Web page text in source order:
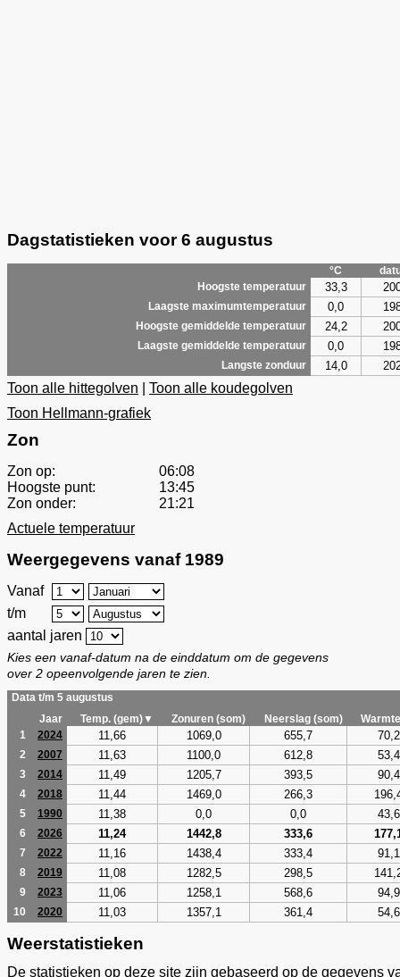
Dagstatistieken voor 6 augustus
°C
Hoogste temperatuur
33,3
Laagste maximumtemperatuur 0,0
Hoogste gemiddelde temperatuur 24,2
Laagste gemiddelde temperatuur 0,0
Langste zonduur 14,0
Toon alle hittegolven
Toon alle koudegolven
Toon Hellmann-grafiek
Zon
Zon op:
06:08
Hoogste punt:
13:45
Zon onder:
21:21
Actuele temperatuur
Weergegevens vanaf 1989
Vanaf
t/m
aantal jaren
Kies een vanaf-datum na de einddatum om de gegevens
over 2 opeenvolgende jaren te zien.
Data t/m 5 augustus
Jaar
Temp. (gem)▼ Zonuren (som) Neerslag (som)
1
2024 11,66 1069,0 655,7 70,2
2 2007 11,63 1100,0 612,8 53,4
3 2014 11,49 1205,7 393,5 90,4
4 2018 11,44 1469,0 266,3
5 1990 11,38 0,0 0,0 43,6
6 2026 11,24 1442,8 333,6
7 2022 11,16 1438,4 333,4 91,1
8 2019 11,08 1282,5 298,5
9 2023 11,06 1258,1 568,6 94,9
10 2020 11,03 1357,1 361,4 54,6
Weerstatistieken
De statistieken op deze site zijn gebaseerd op de gegevens